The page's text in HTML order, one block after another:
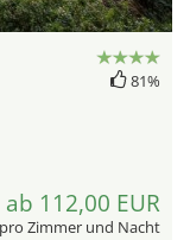
81%
ab 112,00 EUR
pro Zimmer und Nacht